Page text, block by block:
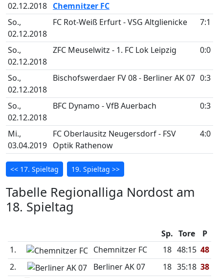
02.12.2018 Chemnitzer FC
So.,
02.12.2018
FC Rot-Weiß Erfurt - VSG Altglienicke 7:1
So.,
02.12.2018
ZFC Meuselwitz - 1. FC Lok Leipzig 0:0
So.,
02.12.2018
Bischofswerdaer FV 08 - Berliner AK 07 0:3
So.,
02.12.2018
BFC Dynamo - VfB Auerbach 0:3
Mi.,
03.04.2019
FC Oberlausitz Neugersdorf - FSV
Optik Rathenow
4:0
<< 17. Spieltag 19. Spieltag >>
Tabelle Regionalliga Nordost am
18. Spieltag
Sp. Tore
P
1.
Chemnitzer FC 18 48:15 48
2.
Berliner AK 07 18 35:18 38